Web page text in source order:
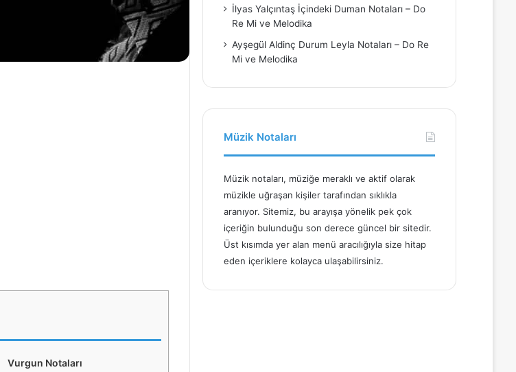
Vurgun Notaları
İlyas Yalçıntaş İçindeki Duman Notaları – Do
Re Mi ve Melodika
Ayşegül Aldinç Durum Leyla Notaları – Do Re
Mi ve Melodika
Müzik Notaları
Müzik notaları, müziğe meraklı ve aktif olarak
müzikle uğraşan kişiler tarafından sıklıkla
aranıyor. Sitemiz, bu arayışa yönelik pek çok
içeriğin bulunduğu son derece güncel bir sitedir.
Üst kısımda yer alan menü aracılığıyla size hitap
eden içeriklere kolayca ulaşabilirsiniz.